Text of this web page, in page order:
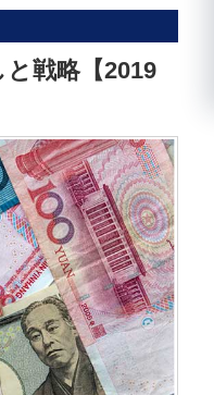
戦略【2019